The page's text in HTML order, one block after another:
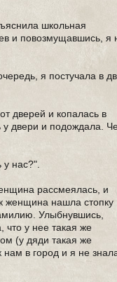
школьная
и повозмущавшись, я
я постучала в
дверей и копалась в
у двери и подождала.
нас?".
рассмеялась, и
женщина нашла стопку
Улыбнувшись,
что у нее такая же
(у дяди такая же
в город и я не